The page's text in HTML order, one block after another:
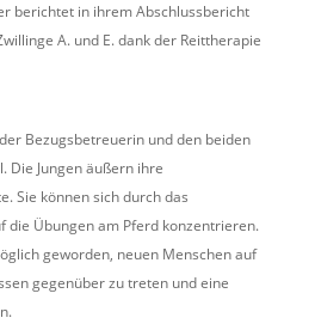
berichtet in ihrem Abschlussbericht
A. und E. dank der Reittherapie
Bezugsbetreuerin und den beiden
Die Jungen äußern ihre
Sie können sich durch das
die Übungen am Pferd konzentrieren.
geworden, neuen Menschen auf
gegenüber zu treten und eine